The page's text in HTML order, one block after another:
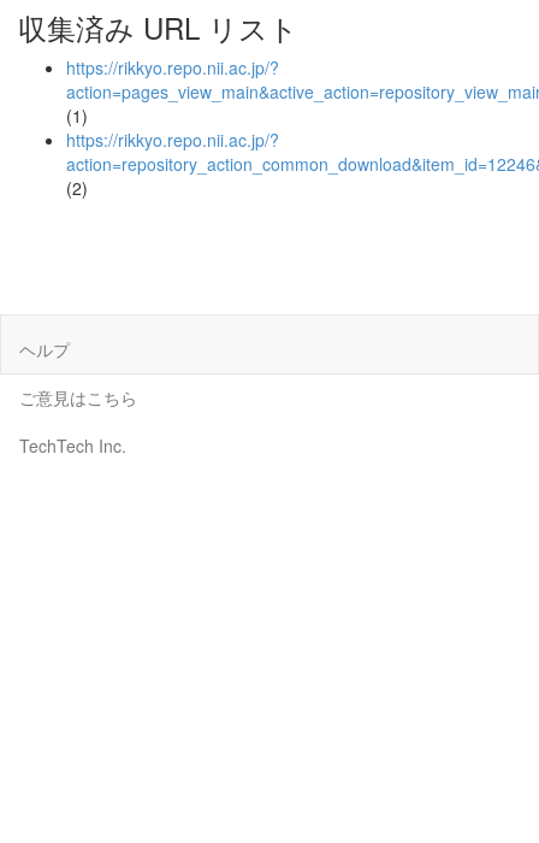
収集済み URL リスト
https://rikkyo.repo.nii.ac.jp/?
(1)
https://rikkyo.repo.nii.ac.jp/?
(2)
ヘルプ
ご意見はこちら
TechTech Inc.